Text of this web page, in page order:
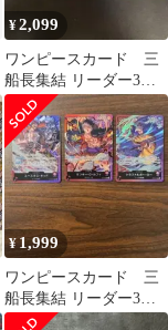
¥2,099
ワンピースカード 三
船長集結 リーダー3
種 コンプリートセッ
ト
¥1,999
ワンピースカード 三
船長集結 リーダー3
種 コンプリートセッ